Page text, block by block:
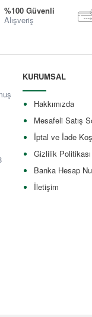
%100 Güvenli
Alışveriş
KURUMSAL
Hakkımızda
Mesafeli Satış
İptal ve İade
Gizlilik Politikası
Banka Hesap
İletişim